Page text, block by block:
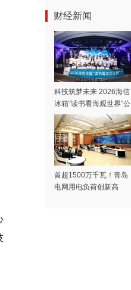
财经新闻
科技筑梦未来 2026海信
冰箱“读书看海观世界”公
益夏令营开营
首超1500万千瓦！青岛
电网用电负荷创新高